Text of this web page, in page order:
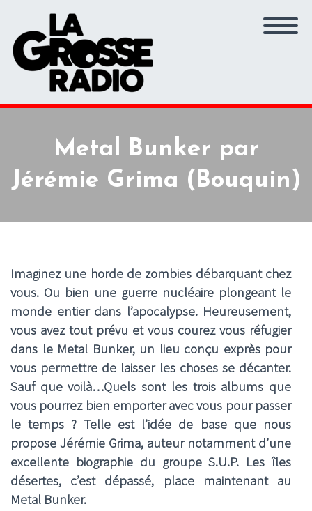
Metal Bunker par
Jérémie Grima (Bouquin)
Imaginez une horde de zombies débarquant chez
vous. Ou bien une guerre nucléaire plongeant le
monde entier dans l’apocalypse. Heureusement,
vous avez tout prévu et vous courez vous réfugier
dans le Metal Bunker, un lieu conçu exprès pour
vous permettre de laisser les choses se décanter.
Sauf que voilà…Quels sont les trois albums que
vous pourrez bien emporter avec vous pour passer
le temps ? Telle est l’idée de base que nous
propose Jérémie Grima, auteur notamment d’une
excellente biographie du groupe S.U.P. Les îles
désertes, c’est dépassé, place maintenant au
Metal Bunker.